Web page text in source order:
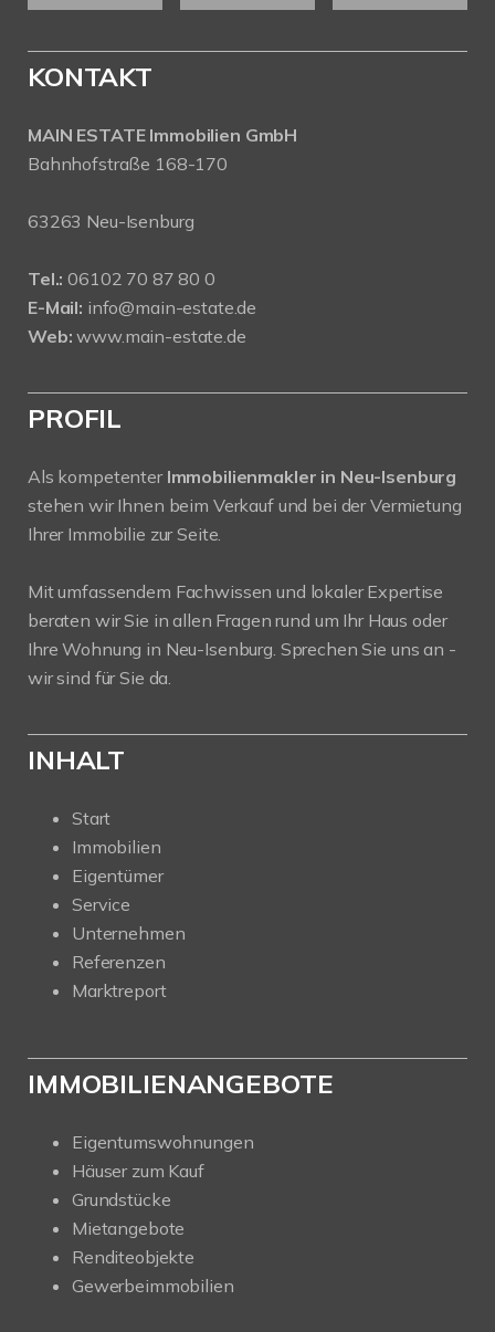
KONTAKT
MAIN ESTATE Immobilien GmbH
Bahnhofstraße 168-170
63263 Neu-Isenburg
Tel.: 06102 70 87 80 0
E-Mail: info@main-estate.de
Web: www.main-estate.de
PROFIL
Als kompetenter Immobilienmakler in Neu-Isenburg
stehen wir Ihnen beim Verkauf und bei der Vermietung
Ihrer Immobilie zur Seite.
Mit umfassendem Fachwissen und lokaler Expertise
beraten wir Sie in allen Fragen rund um Ihr Haus oder
Ihre Wohnung in Neu-Isenburg. Sprechen Sie uns an -
wir sind für Sie da.
INHALT
Start
Immobilien
Eigentümer
Service
Unternehmen
Referenzen
Marktreport
IMMOBILIENANGEBOTE
Eigentumswohnungen
Häuser zum Kauf
Grundstücke
Mietangebote
Renditeobjekte
Gewerbeimmobilien